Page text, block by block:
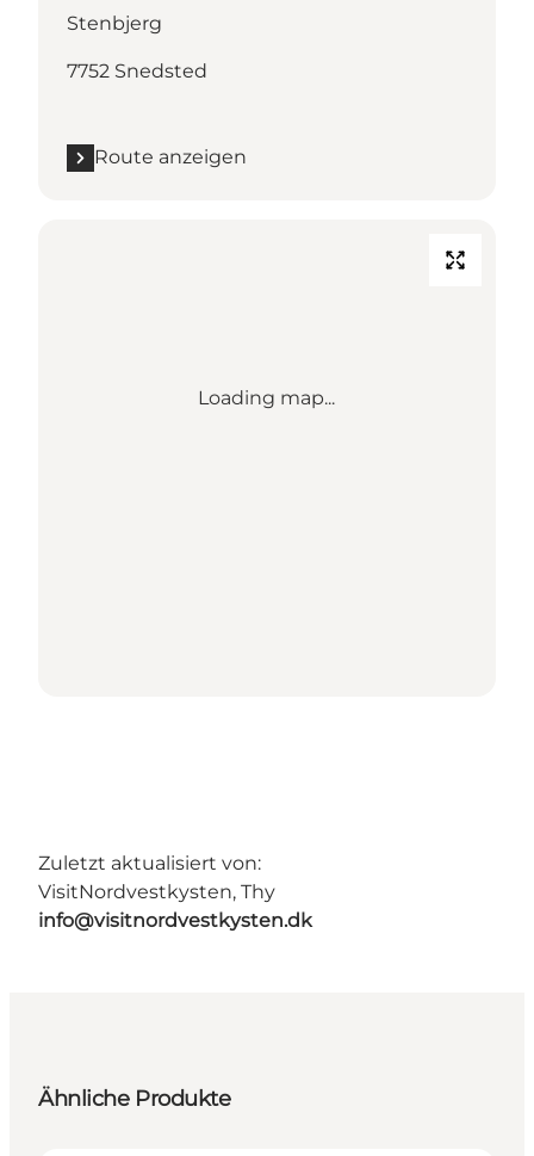
Stenbjerg
7752 Snedsted
Route anzeigen
Loading map...
Zuletzt aktualisiert von:
VisitNordvestkysten, Thy
info@visitnordvestkysten.dk
Ähnliche Produkte